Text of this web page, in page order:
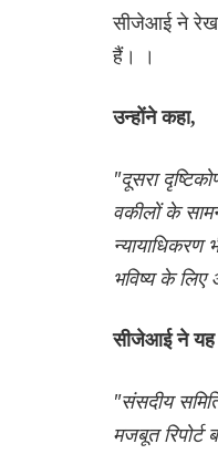
सीजेआई ने
हैं। ।
उन्होंने कहा,
"दूसरा
वकीलों के
भविष्य के
सीजेआई ने यह
"संसदीय
मजबूत